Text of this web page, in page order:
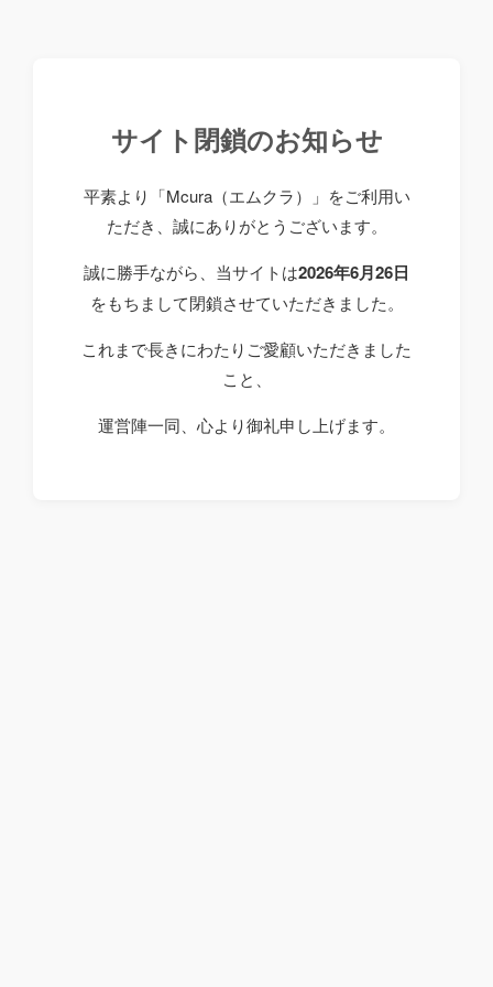
サイト閉鎖のお知らせ
平素より「Mcura（エムクラ）」をご利用い
ただき、誠にありがとうございます。
誠に勝手ながら、当サイトは2026年6月26日
をもちまして閉鎖させていただきました。
これまで長きにわたりご愛顧いただきました
こと、
運営陣一同、心より御礼申し上げます。